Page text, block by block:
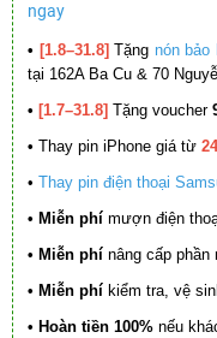
ngay
• [1.8–31.8] Tặng nón bảo
tại 162A Ba Cu & 70
• [1.7–31.8] Tặng voucher
• Thay pin iPhone giá từ
• Thay pin điện thoại
• Miễn phí mượn điện
• Miễn phí nâng cấp phần
• Miễn phí kiểm tra, vệ
• Hoàn tiền 100% nếu